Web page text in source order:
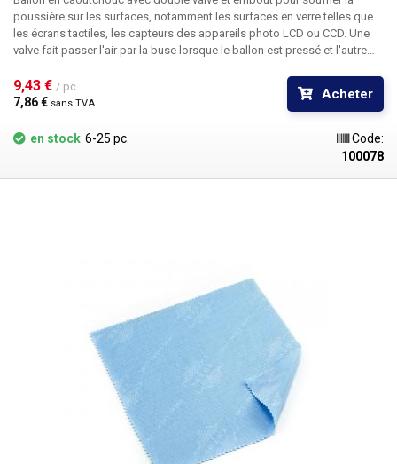
poussière sur les surfaces, notamment les surfaces en verre telles que
les écrans tactiles, les capteurs des appareils photo LCD ou CCD. Une
valve fait passer l'air par la buse lorsque le ballon est pressé et l'autre
la surface à nettoyer soit aspirée à l'intérieur du ballon.
9,43 € / pc.
7,86 € sans TVA
Acheter
en stock 6-25 pc.
Code:
100078